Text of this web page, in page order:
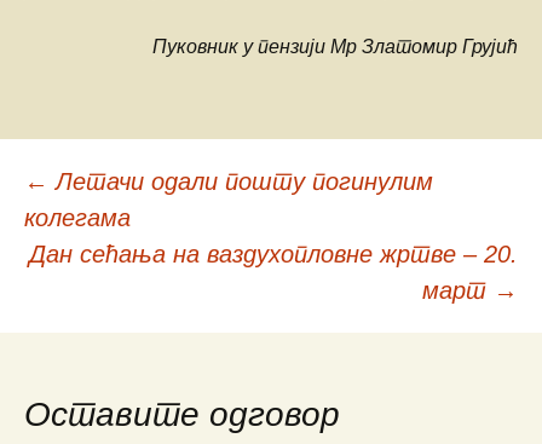
Пуковник у пензији Мр Златомир Грујић
Кретање
чланака
← Летачи одали пошту погинулим
колегама
Дан сећања на ваздухопловне жртве – 20.
март →
Оставите одговор